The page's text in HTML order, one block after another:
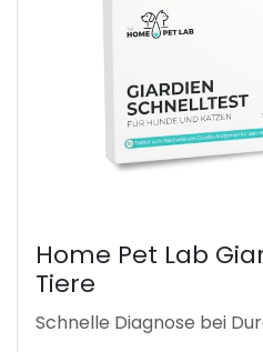
Home Pet Lab
Tiere
Schnelle Diagnose bei